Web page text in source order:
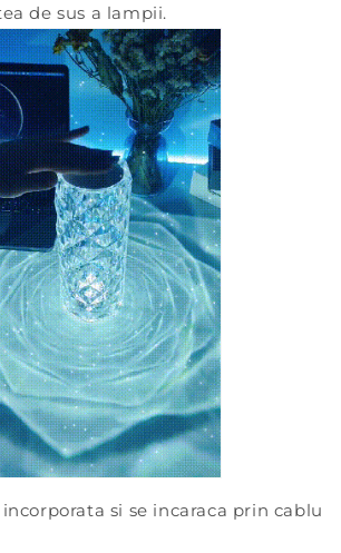
de sus a lampii.
si se incaraca prin cablu